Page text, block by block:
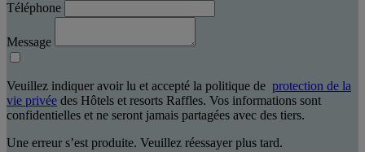
Téléphone
Message
Veuillez indiquer avoir lu et accepté la politique de protection de la
vie privée des Hôtels et resorts Raffles. Vos informations sont
confidentielles et ne seront jamais partagées avec des tiers.
Une erreur s’est produite. Veuillez réessayer plus tard.